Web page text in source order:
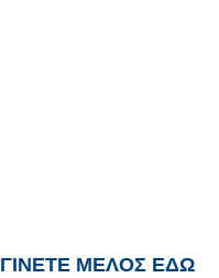
ΓΙΝΕΤΕ ΜΕΛΟΣ ΕΔΩ